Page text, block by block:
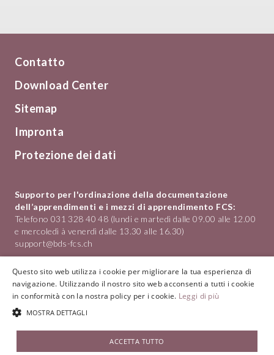
Supporto per l'ordinazione della documentazione
dell’apprendimenti e i mezzi di apprendimento FCS:
Telefono 031 328 40 48 (lundi e martedì dalle 09.00 alle 12.00
e mercoledì à venerdì dalle 13.30 alle 16.30)
support@bds-fcs.ch
Formazione nel Commercio al Dettaglio in Svizzera
Hotelgasse 1
3011 Bern
info@bds-fcs.ch
Protezione dei dati
Impronta
Sitemap
Download Center
Contatto
Questo sito web utilizza i cookie per migliorare la tua esperienza di
navigazione. Utilizzando il nostro sito web acconsenti a tutti i cookie
in conformità con la nostra policy per i cookie. Leggi di più
MOSTRA DETTAGLI
ACCETTA TUTTO